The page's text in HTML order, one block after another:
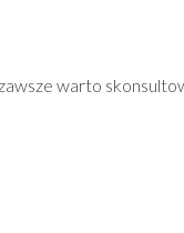
warto